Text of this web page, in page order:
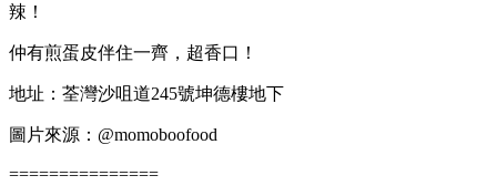
辣！
仲有煎蛋皮伴住一齊，超香口！
地址：荃灣沙咀道245號坤德樓地下
圖片來源：@momoboofood
===============